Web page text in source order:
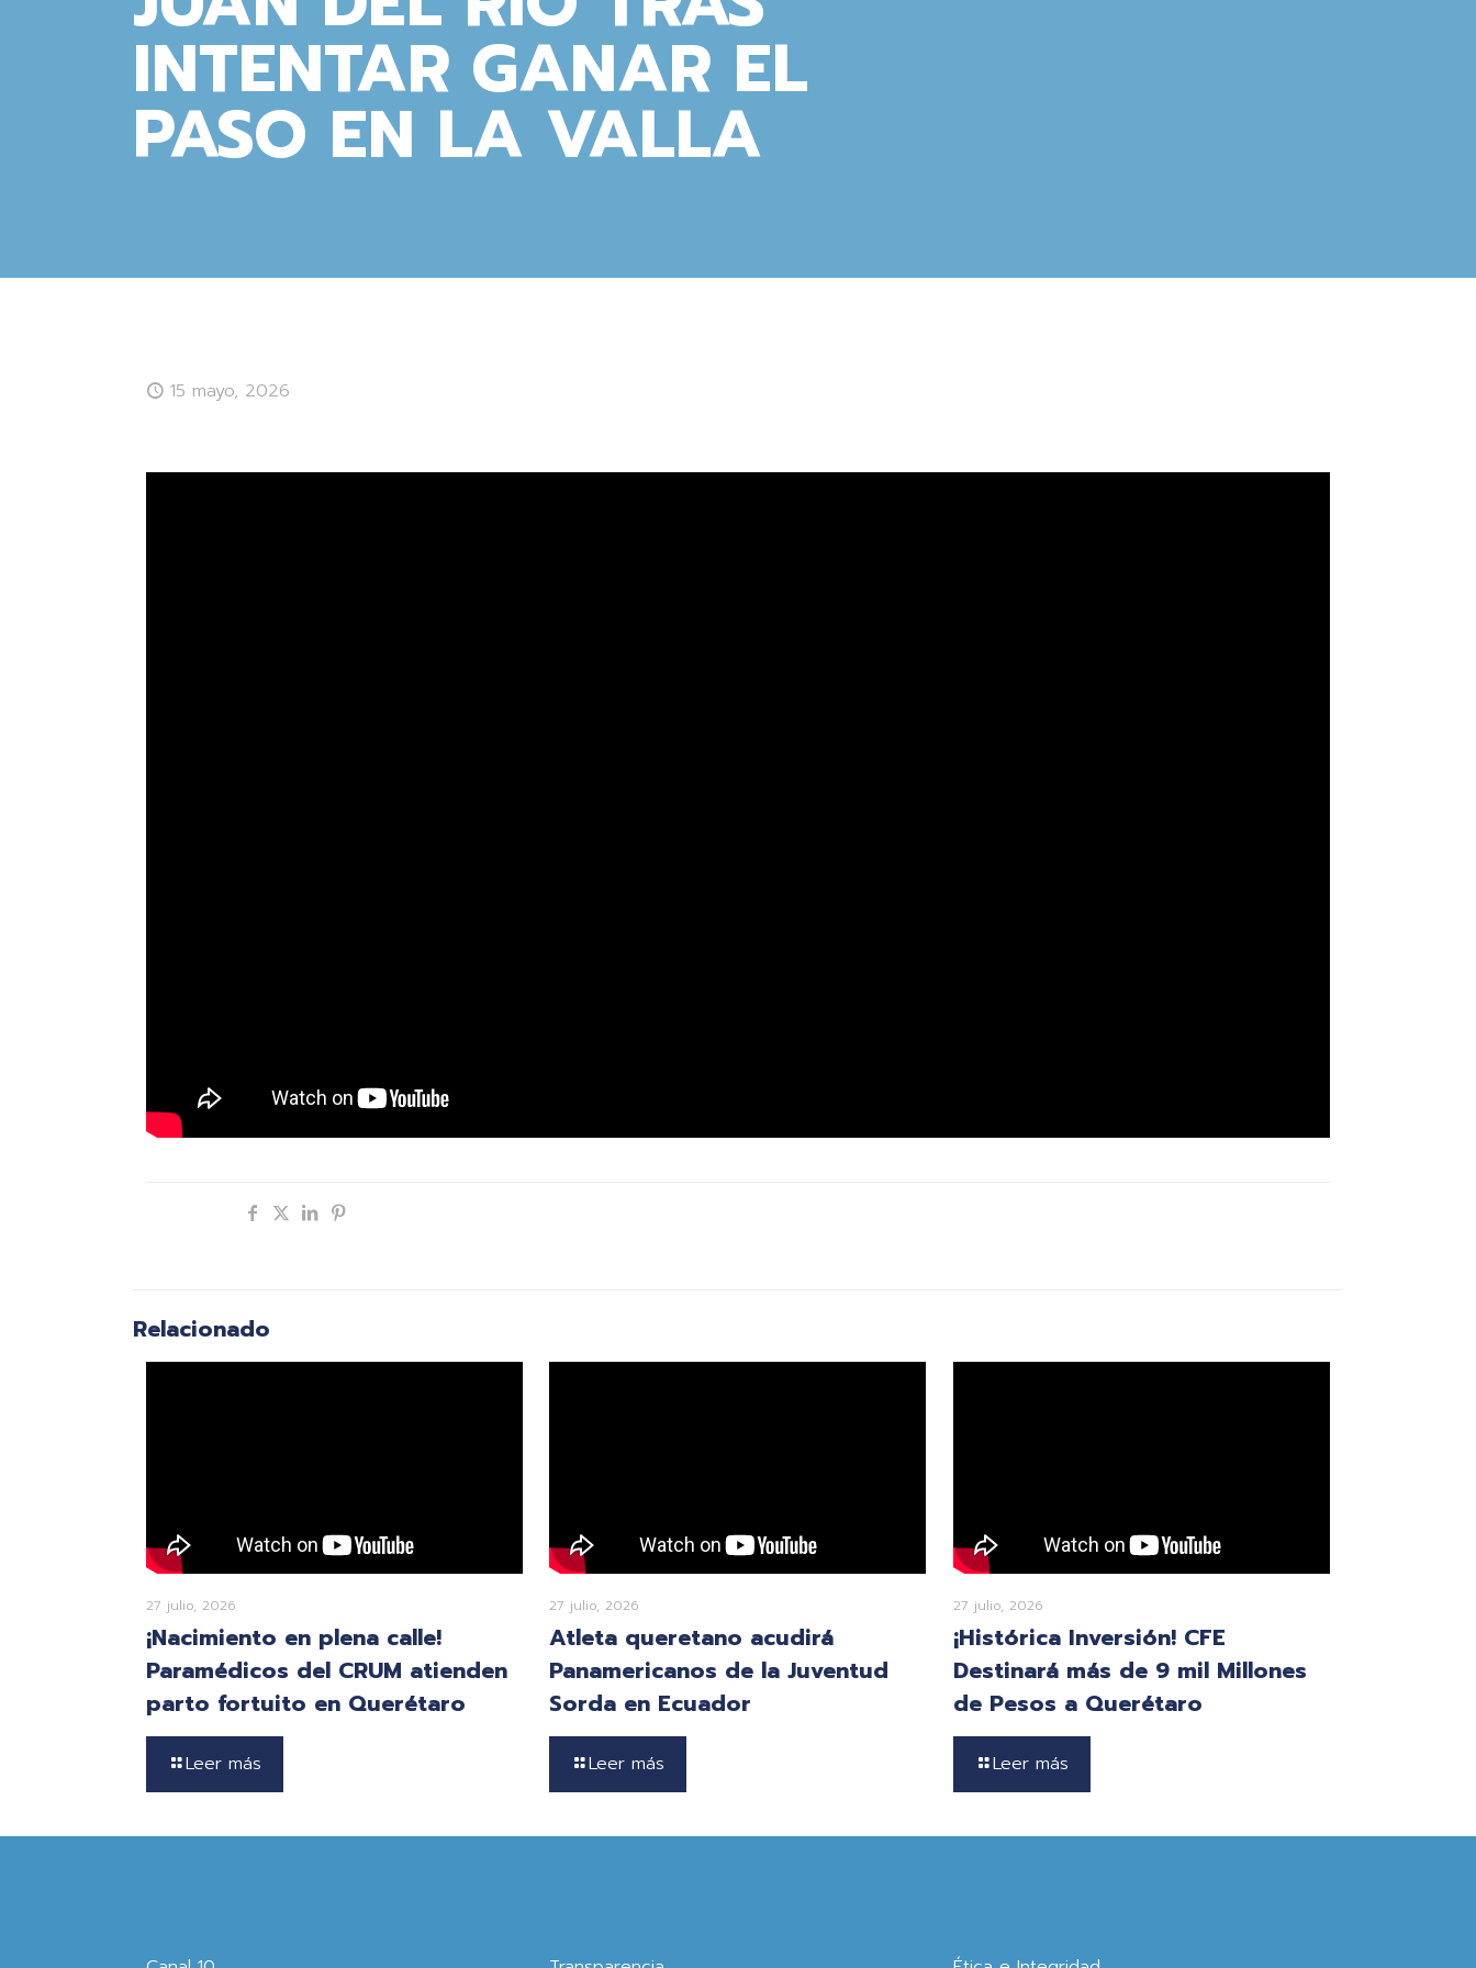
INTENTAR GANAR EL
PASO EN LA VALLA
15 mayo, 2026
Relacionado
27 julio, 2026
¡Nacimiento en plena calle!
Paramédicos del CRUM atienden
parto fortuito en Querétaro
Leer más
27 julio, 2026
Atleta queretano acudirá
Panamericanos de la Juventud
Sorda en Ecuador
Leer más
27 julio, 2026
¡Histórica Inversión! CFE
Destinará más de 9 mil Millones
de Pesos a Querétaro
Leer más